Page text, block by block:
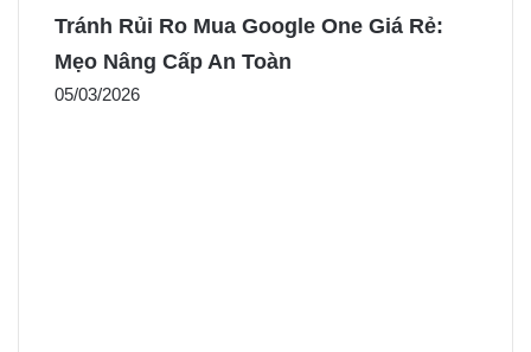
Tránh Rủi Ro Mua Google One Giá Rẻ:
Mẹo Nâng Cấp An Toàn
05/03/2026